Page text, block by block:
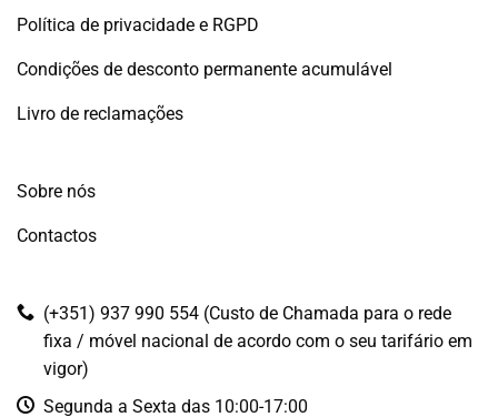
Política de privacidade e RGPD
Condições de desconto permanente acumulável
Livro de reclamações
Sobre nós
Contactos
(+351) 937 990 554 (Custo de Chamada para o rede
fixa / móvel nacional de acordo com o seu tarifário em
vigor)
Segunda a Sexta das 10:00-17:00